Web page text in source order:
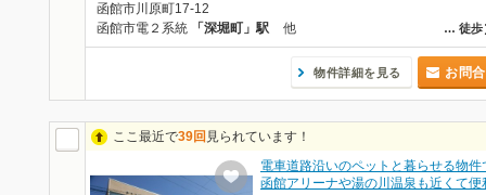
函館市川原町17-12
… 徒歩
函館市電２系統 「深堀町」駅 他
物件詳細を見る お問
ここ最近で39回 見られています！
電車道路沿いのペットと暮らせる物件
函館アリーナや湯の川温泉も近くて